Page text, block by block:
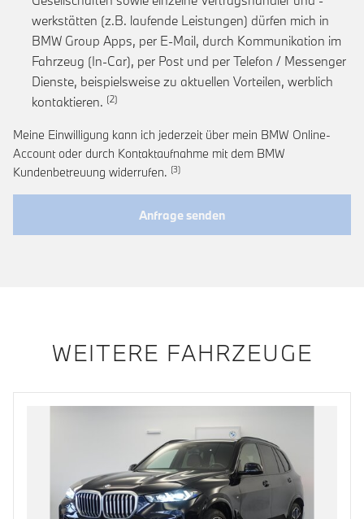
werkstätten (z.B. laufende Leistungen) dürfen mich in
BMW Group Apps, per E-Mail, durch Kommunikation im
Fahrzeug (In-Car), per Post und per Telefon / Messenger
Dienste, beispielsweise zu aktuellen Vorteilen, werblich
kontaktieren. Link zur Fußnote: Einwilligung zur
Meine Einwilligung kann ich jederzeit über mein BMW Online-
Account oder durch Kontaktaufnahme mit dem BMW
Kundenbetreuung widerrufen. Link zur Fußnote: Widerruf der
Anfrage senden
WEITERE FAHRZEUGE